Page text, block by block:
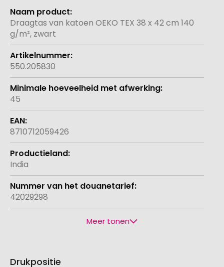
Meer
informatie
Draagtas van katoen OEKO TEX 38 x 42 cm 140
g/m², zwart
550.205830
45
8710712059426
India
42029298
Meer tonen
Drukpositie